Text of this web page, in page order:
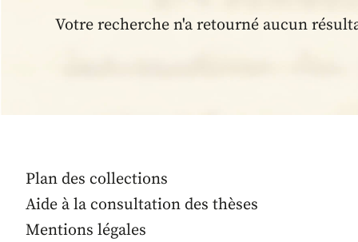
Votre recherche n'a retourné aucun
Plan des collections
Aide à la consultation des thèses
Mentions légales